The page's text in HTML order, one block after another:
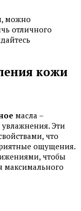
можно
отличного
кожи
масла –
Эти
что
ощущения.
чтобы
максимального